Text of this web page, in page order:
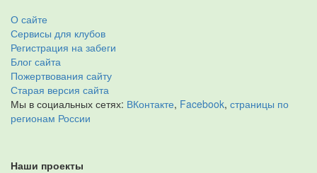
О сайте
Сервисы для клубов
Регистрация на забеги
Блог сайта
Пожертвования сайту
Старая версия сайта
Мы в социальных сетях: ВКонтакте, Facebook, страницы по
регионам России
Наши проекты